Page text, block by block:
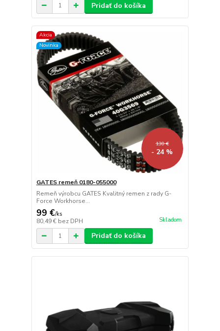
Pridať do košíka
Akcia
Novinka
130 €
- 24 %
GATES remeň 0180-055000
Remeň výrobcu GATES Kvalitný remen z rady G-
Force Workhorse...
99 €/ks
80,49 € bez DPH Skladom
Pridať do košíka